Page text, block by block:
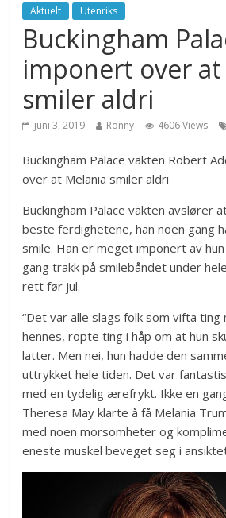
Aktuelt Utenriks
Buckingham
imponert over
smiler aldri
juni 3, 2019 Ronny 4606 Views
Buckingham Palace vakten Robert
over at Melania smiler aldri
Buckingham Palace vakten avslører
beste ferdighetene, han noen gang
smile. Han er meget imponert av
gang trakk på smilebåndet under
rett før jul.
“Det var alle slags folk som vifta
hennes, ropte ting i håp om at hun
latter. Men nei, hun hadde den
uttrykket hele tiden. Det var
med en tydelig ærefrykt. Ikke en
Theresa May klarte å få Melania
med noen morsomheter og
eneste muskel beveget seg i